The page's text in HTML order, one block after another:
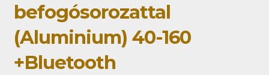
befogósorozattal
(Aluminium) 40-160
+Bluetooth